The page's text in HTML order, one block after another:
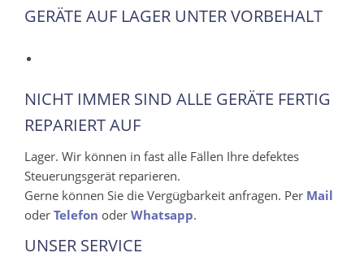
GERÄTE AUF LAGER UNTER VORBEHALT
NICHT IMMER SIND ALLE GERÄTE FERTIG
REPARIERT AUF
Lager. Wir können in fast alle Fällen Ihre defektes
Steuerungsgerät reparieren.
Gerne können Sie die Vergügbarkeit anfragen. Per Mail
oder Telefon oder Whatsapp.
UNSER SERVICE